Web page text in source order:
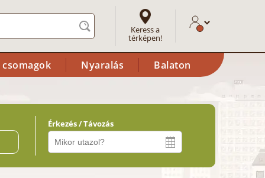
Keress a
térképen!
csomagok Nyaralás Balaton
Érkezés / Távozás